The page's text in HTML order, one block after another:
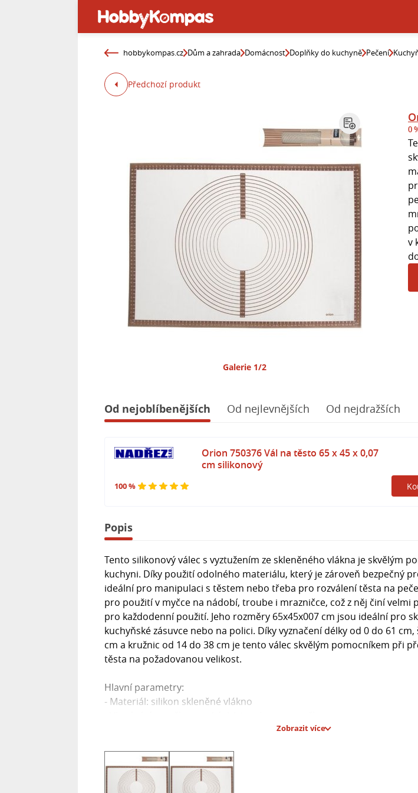
hobbykompas.cz Dům a zahrada Domácnost Doplňky do kuchyně Pečení
Předchozí produkt
Galerie 1/2
0
v
Od nejoblíbenějších Od nejlevnějších Od nejdražších
100 %
Orion 750376 Vál na těsto 65 x 45 x 0,07
cm silikonový
Popis
Tento silikonový válec s vyztužením ze skleněného vlákna je skvělým
kuchyni. Díky použití odolného materiálu, který je zároveň bezpečný
ideální pro manipulaci s těstem nebo třeba pro rozválení těsta na
pro použití v myčce na nádobí, troube i mrazničce, což z něj činí velmi
pro každodenní použití. Jeho rozměry 65x45x007 cm jsou ideální pro
kuchyňské zásuvce nebo na polici. Díky vyznačení délky od 0 do 61 cm,
cm a kružnic od 14 do 38 cm je tento válec skvělým pomocníkem při
těsta na požadovanou velikost.
Hlavní parametry:
- Materiál: silikon skleněné vlákno
- Vyznačení šířky: 0 až 41 cm
- Vyznačení kružnic: od 14 do 38 cm
Zobrazit více